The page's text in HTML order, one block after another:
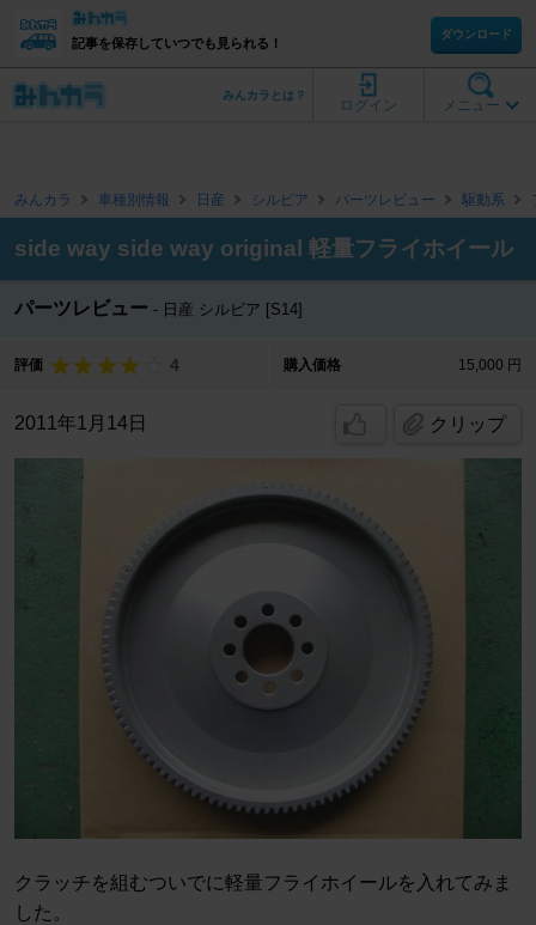
記事を保存していつでも見られる！
ダウンロード
メニュー
ログイン
みんカラとは？
みんカラ 車種別情報 日産 シルビア パーツレビュー 駆動系
side way side way original 軽量フライホイール
パーツレビュー 日産 シルビア [S14]
評価 4 購入価格 15,000 円
2011年1月14日 クリップ
クラッチを組むついでに軽量フライホイールを入れてみま
した。